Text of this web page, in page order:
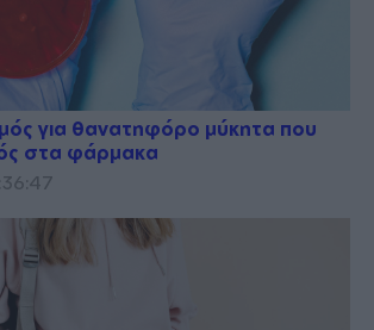
για θανατηφόρο μύκητα που
στα φάρμακα